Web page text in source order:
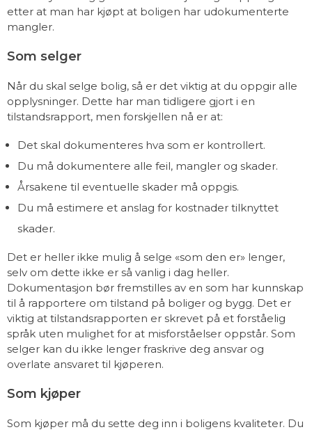
etter at man har kjøpt at boligen har udokumenterte
mangler.
Som selger
Når du skal selge bolig, så er det viktig at du oppgir alle
opplysninger. Dette har man tidligere gjort i en
tilstandsrapport, men forskjellen nå er at:
Det skal dokumenteres hva som er kontrollert.
Du må dokumentere alle feil, mangler og skader.
Årsakene til eventuelle skader må oppgis.
Du må estimere et anslag for kostnader tilknyttet
skader.
Det er heller ikke mulig å selge «som den er» lenger,
selv om dette ikke er så vanlig i dag heller.
Dokumentasjon bør fremstilles av en som har kunnskap
til å rapportere om tilstand på boliger og bygg. Det er
viktig at tilstandsrapporten er skrevet på et forståelig
språk uten mulighet for at misforståelser oppstår. Som
selger kan du ikke lenger fraskrive deg ansvar og
overlate ansvaret til kjøperen.
Som kjøper
Som kjøper må du sette deg inn i boligens kvaliteter. Du